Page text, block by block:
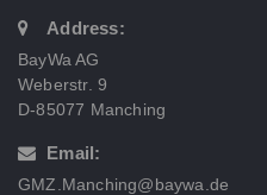
Address:
BayWa AG
Weberstr. 9
D-85077 Manching
Email:
GMZ.Manching@baywa.de